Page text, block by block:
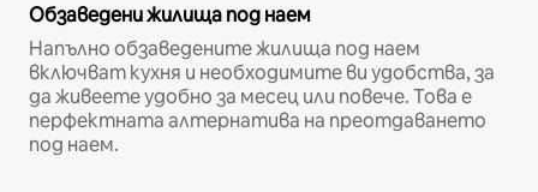
Обзаведени жилища под наем
Напълно обзаведените жилища под наем
включват кухня и необходимите ви удобства, за
да живеете удобно за месец или повече. Това е
перфектната алтернатива на преотдаването
под наем.